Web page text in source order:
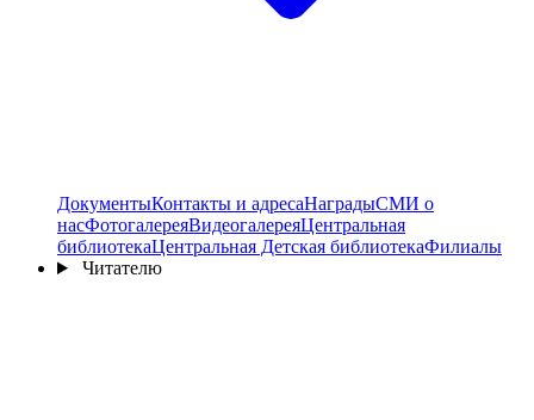
ДокументыКонтакты и адресаНаградыСМИ о
насФотогалереяВидеогалереяЦентральная
библиотекаЦентральная Детская библиотекаФилиалы
Читателю